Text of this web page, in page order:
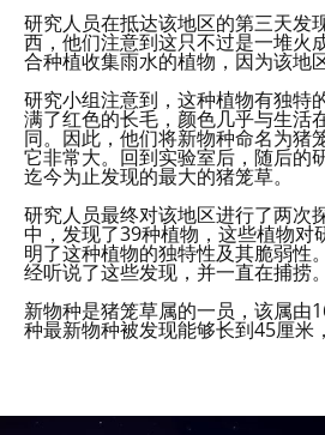
研究人员在抵达该地区的第三天发
西，他们注意到这只不过是一堆火
合种植收集雨水的植物，因为该地
研究小组注意到，这种植物有独特
满了红色的长毛，颜色几乎与生活
同。因此，他们将新物种命名为猪
它非常大。回到实验室后，随后的
迄今为止发现的最大的猪笼草。
研究人员最终对该地区进行了两次
中，发现了39种植物，这些植物对
明了这种植物的独特性及其脆弱性
经听说了这些发现，并一直在捕捞。
新物种是猪笼草属的一员，该属由
种最新物种被发现能够长到45厘米